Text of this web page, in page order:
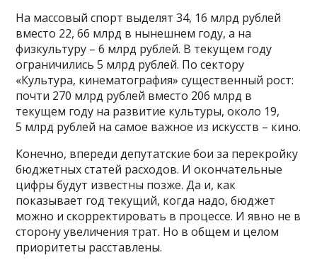
На массовый спорт выделят 34, 16 млрд рублей
вместо 22, 66 млрд в нынешнем году, а на
физкультуру – 6 млрд рублей. В текущем году
ограничились 5 млрд рублей. По сектору
«Культура, кинематография» существенный рост:
почти 270 млрд рублей вместо 206 млрд в
текущем году на развитие культуры, около 19,
5 млрд рублей на самое важное из искусств – кино.
Конечно, впереди депутатские бои за перекройку
бюджетных статей расходов. И окончательные
цифры будут известны позже. Да и, как
показывает год текущий, когда надо, бюджет
можно и скорректировать в процессе. И явно не в
сторону увеличения трат. Но в общем и целом
приоритеты расставлены.